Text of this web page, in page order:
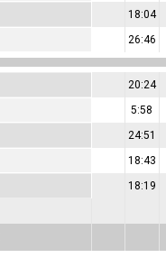
18:04
26:46
20:24
5:58
24:51
18:43
18:19